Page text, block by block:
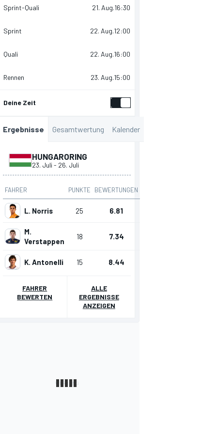
Sprint-Quali 21. Aug.16:30
Sprint 22. Aug.12:00
Quali 22. Aug.16:00
Rennen 23. Aug.15:00
Deine Zeit
Ergebnisse Gesamtwertung Kalender
HUNGARORING
23. Juli - 26. Juli
FAHRER PUNKTE BEWERTUNGEN
L. Norris 25 6.81
M.
Verstappen
18 7.34
K. Antonelli 15 8.44
FAHRER
BEWERTEN
ALLE
ERGEBNISSE
ANZEIGEN